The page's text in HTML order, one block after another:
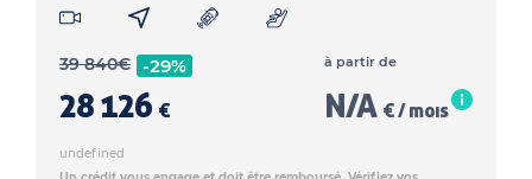
39 840€ -29%
28 126 €
à partir de
N/A € / mois
undefined